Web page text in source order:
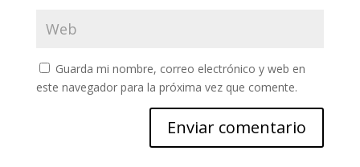
Guarda mi nombre, correo electrónico y web en
este navegador para la próxima vez que comente.